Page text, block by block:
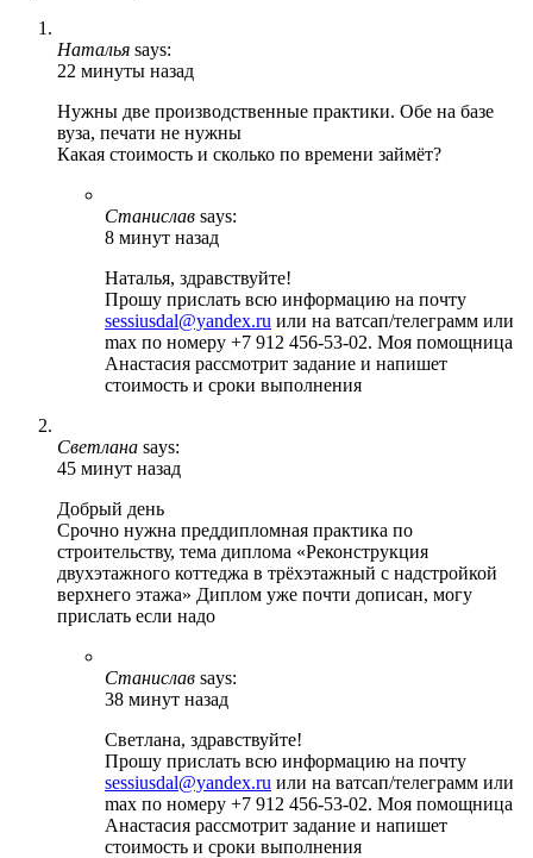
Наталья says:
22 минуты назад
Нужны две производственные практики. Обе на базе
вуза, печати не нужны
Какая стоимость и сколько по времени займёт?
Станислав says:
8 минут назад
Наталья, здравствуйте!
Прошу прислать всю информацию на почту
sessiusdal@yandex.ru или на ватсап/телеграмм или
max по номеру +7 912 456-53-02. Моя помощница
Анастасия рассмотрит задание и напишет
стоимость и сроки выполнения
Светлана says:
45 минут назад
Добрый день
Срочно нужна преддипломная практика по
строительству, тема диплома «Реконструкция
двухэтажного коттеджа в трёхэтажный с надстройкой
верхнего этажа» Диплом уже почти дописан, могу
прислать если надо
Станислав says:
38 минут назад
Светлана, здравствуйте!
Прошу прислать всю информацию на почту
sessiusdal@yandex.ru или на ватсап/телеграмм или
max по номеру +7 912 456-53-02. Моя помощница
Анастасия рассмотрит задание и напишет
стоимость и сроки выполнения